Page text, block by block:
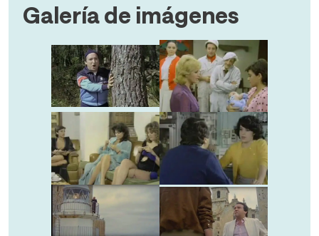
Galería de imágenes